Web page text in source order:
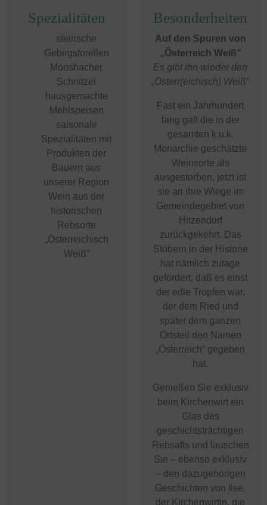
Spezialitäten
steirische
Gebirgsforellen
Moosbacher
Schnitzel
hausgemachte
Mehlspeisen
saisonale
Spezialitäten mit
Produkten der
Bauern aus
unserer Region
Wein aus der
historischen
Rebsorte
„Österreichisch
Weiß“
Besonderheiten
Auf den Spuren von
„Österreich Weiß“
Es gibt ihn wieder den
„Österr(eichisch) Weiß“
Fast ein Jahrhundert
lang galt die in der
gesamten k.u.k.
Monarchie geschätzte
Weinsorte als
ausgestorben, jetzt ist
sie an ihre Wiege im
Gemeindegebiet von
Hitzendorf
zurückgekehrt. Das
Stöbern in der Historie
hat nämlich zutage
gefördert, daß es einst
der edle Tropfen war,
der dem Ried und
später dem ganzen
Ortsteil den Namen
„Österreich“ gegeben
hat.
Genießen Sie exklusiv
beim Kirchenwirt ein
Glas des
geschichtsträchtigen
Rebsafts und lauschen
Sie – ebenso exklusiv
– den dazugehörigen
Geschichten von Ilse,
der Kirchenwirtin, die